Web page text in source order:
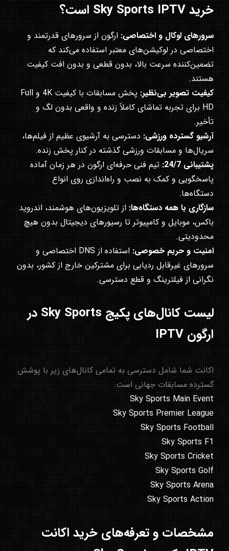
خرید Sky Sports IPTV است؟
سرورهای لوکال و اختصاصی: ارگون از سرورهای قدرتمند و
اختصاصی در لوکیشن‌های معتبر استفاده می‌کند که
تضمین‌کننده سرعت بالا، بدون قطعی و بدون افت کیفیت
هستند.
کیفیت تصویر بی‌نظیر:
پخش مسابقات با کیفیت 4K و Full
HD برای تجربه تماشای کاملاً زنده و واقعی بدون لگ و
تأخیر.
آرشیو گسترده ورزشی: دسترسی به آرشیوی عظیم از فیلم‌ها،
سریال‌ها و مسابقات ورزشی گذشته در کنار پخش زنده.
پشتیبانی 24/7:
تیم فنی حرفه‌ای ارگون در هر زمان آماده
پاسخگویی و کمک به نصب و راه‌اندازی روی انواع
دستگاه‌ها.
سازگاری با همه دستگاه‌ها: از تلویزیون‌های هوشمند، اندروید
باکس، موبایل و کامپیوتر تا رسیورهای دیجیتال بدون هیچ
محدودیتی.
امنیت و حریم خصوصی:
استفاده از DNS اختصاصی و
سرورهای غیرقابل ردیابی برای مشترکین خارج از کشور، بدون
نگرانی از فیلترینگ و قطع دسترسی.
لیست کانال‌های پکیج Sky Sports در
ارگون IPTV
اکانت شما شامل دسترسی به تمامی کانال‌های زیر با پوشش
گسترده مسابقات جهانی است:
Sky Sports Main Event
Sky Sports Premier League
Sky Sports Football
Sky Sports F1
Sky Sports Cricket
Sky Sports Golf
Sky Sports Arena
Sky Sports Action
مشخصات و تعرفه‌های خرید اکانت